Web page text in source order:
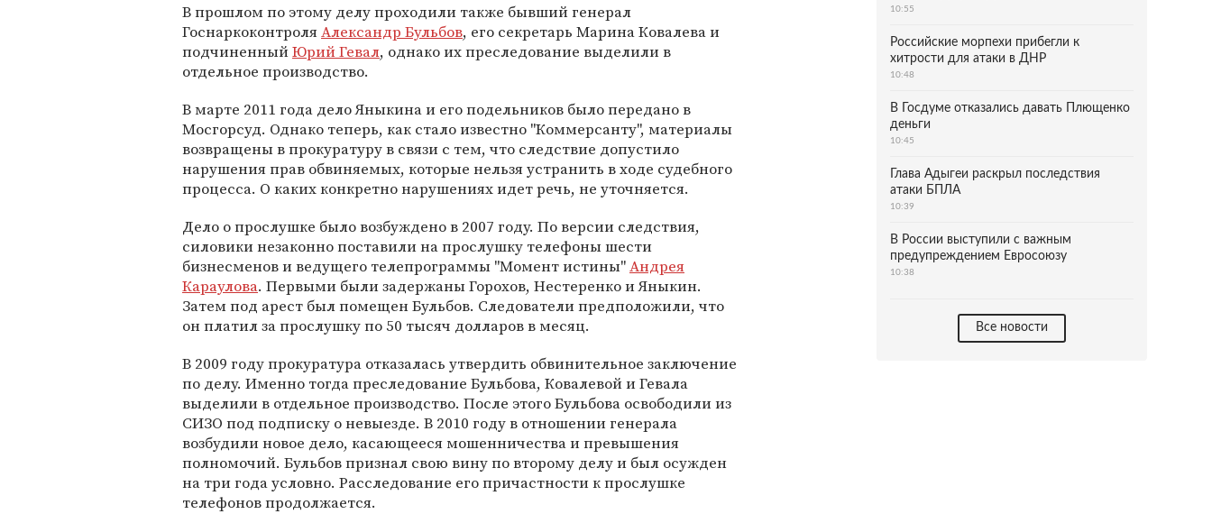
В прошлом по этому делу проходили также бывший генерал
ГоснаркоконтроляАлександр Бульбов, его секретарь Марина Ковалева и
подчиненныйЮрий Гевал, однако их преследование выделили в
отдельное производство.
В марте 2011 года дело Яныкина и его подельников было передано в
Мосгорсуд. Однако теперь, как стало известно "Коммерсанту", материалы
возвращены в прокуратуру в связи с тем, что следствие допустило
нарушения прав обвиняемых, которые нельзя устранить в ходе судебного
процесса. О каких конкретно нарушениях идет речь, не уточняется.
Дело о прослушке было возбуждено в 2007 году. По версии следствия,
силовики незаконно поставили на прослушку телефоны шести
бизнесменов и ведущего телепрограммы "Момент истины"Андрея
Караулова. Первыми были задержаны Горохов, Нестеренко и Яныкин.
Затем под арест был помещен Бульбов. Следователи предположили, что
он платил за прослушку по 50 тысяч долларов в месяц.
В 2009 году прокуратура отказалась утвердить обвинительное заключение
по делу. Именно тогда преследование Бульбова, Ковалевой и Гевала
выделили в отдельное производство. После этого Бульбова освободили из
СИЗО под подписку о невыезде. В 2010 году в отношении генерала
возбудили новое дело, касающееся мошенничества и превышения
полномочий. Бульбов признал свою вину по второму делу и был осужден
на три года условно. Расследование его причастности к прослушке
телефонов продолжается.
10:55
Российские морпехи прибегли к
хитрости для атаки в ДНР
10:48
В Госдуме отказались давать Плющенко
деньги
10:45
Глава Адыгеи раскрыл последствия
атаки БПЛА
10:39
В России выступили с важным
предупреждением Евросоюзу
10:38
Все новости